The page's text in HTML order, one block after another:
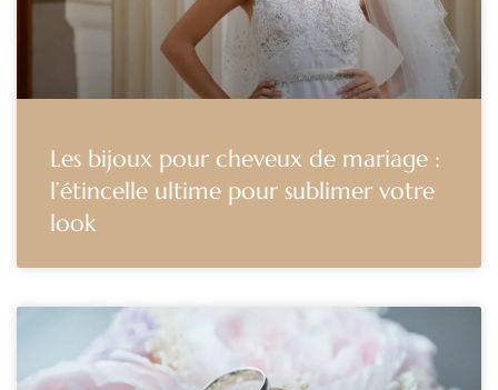
Les bijoux pour cheveux de mariage :
l’étincelle ultime pour sublimer votre
look